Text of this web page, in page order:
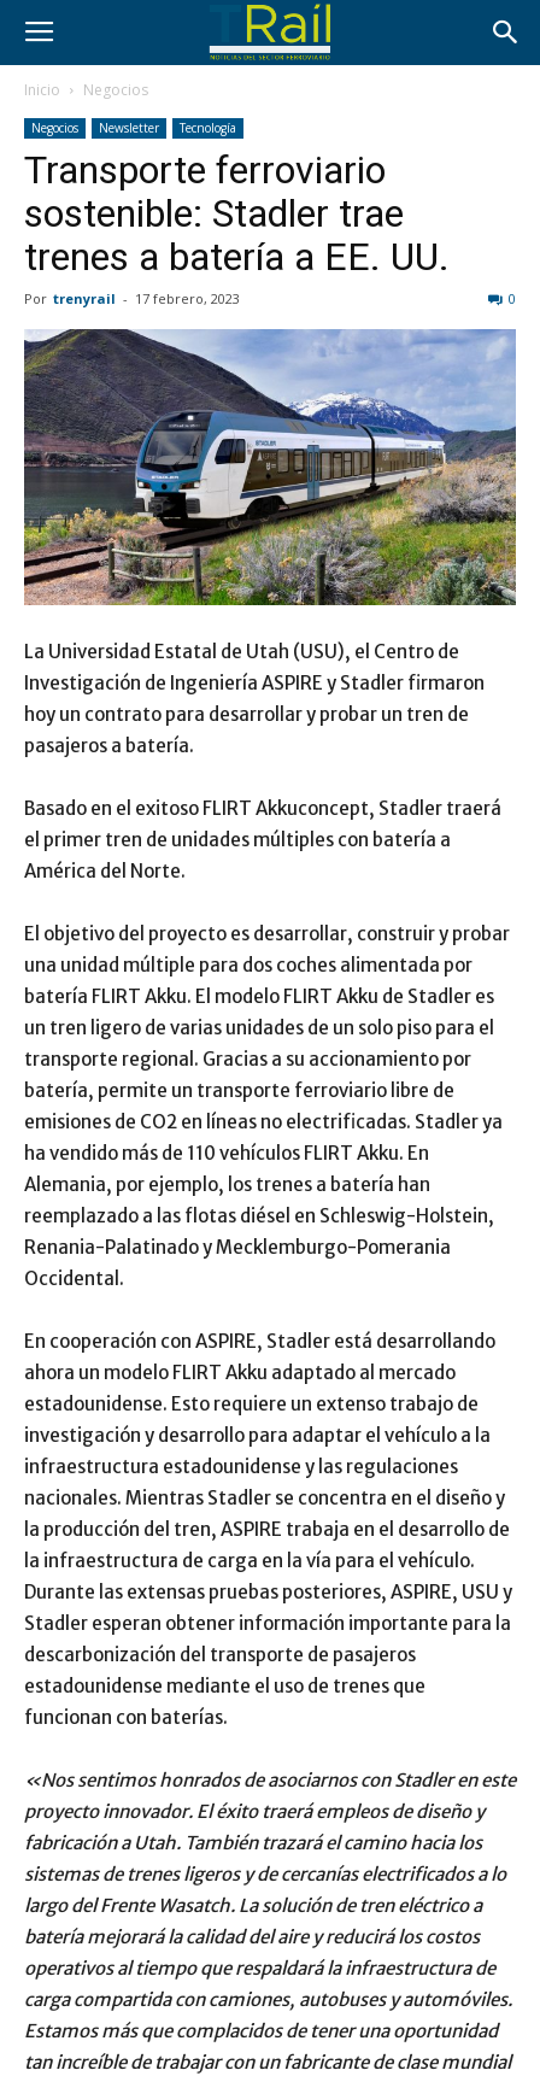
Inicio Negocios
Negocios Newsletter Tecnología
Transporte ferroviario
sostenible: Stadler trae
trenes a batería a EE. UU.
Por trenyrail - 17 febrero, 2023 0
La Universidad Estatal de Utah (USU), el Centro de
Investigación de Ingeniería ASPIRE y Stadler firmaron
hoy un contrato para desarrollar y probar un tren de
pasajeros a batería.
Basado en el exitoso FLIRT Akkuconcept, Stadler traerá
el primer tren de unidades múltiples con batería a
América del Norte.
El objetivo del proyecto es desarrollar, construir y probar
una unidad múltiple para dos coches alimentada por
batería FLIRT Akku. El modelo FLIRT Akku de Stadler es
un tren ligero de varias unidades de un solo piso para el
transporte regional. Gracias a su accionamiento por
batería, permite un transporte ferroviario libre de
emisiones de CO2 en líneas no electrificadas. Stadler ya
ha vendido más de 110 vehículos FLIRT Akku. En
Alemania, por ejemplo, los trenes a batería han
reemplazado a las flotas diésel en Schleswig-Holstein,
Renania-Palatinado y Mecklemburgo-Pomerania
Occidental.
En cooperación con ASPIRE, Stadler está desarrollando
ahora un modelo FLIRT Akku adaptado al mercado
estadounidense. Esto requiere un extenso trabajo de
investigación y desarrollo para adaptar el vehículo a la
infraestructura estadounidense y las regulaciones
nacionales. Mientras Stadler se concentra en el diseño y
la producción del tren, ASPIRE trabaja en el desarrollo de
la infraestructura de carga en la vía para el vehículo.
Durante las extensas pruebas posteriores, ASPIRE, USU y
Stadler esperan obtener información importante para la
descarbonización del transporte de pasajeros
estadounidense mediante el uso de trenes que
funcionan con baterías.
«Nos sentimos honrados de asociarnos con Stadler en este
proyecto innovador. El éxito traerá empleos de diseño y
fabricación a Utah. También trazará el camino hacia los
sistemas de trenes ligeros y de cercanías electrificados a lo
largo del Frente Wasatch. La solución de tren eléctrico a
batería mejorará la calidad del aire y reducirá los costos
operativos al tiempo que respaldará la infraestructura de
carga compartida con camiones, autobuses y automóviles.
Estamos más que complacidos de tener una oportunidad
tan increíble de trabajar con un fabricante de clase mundial